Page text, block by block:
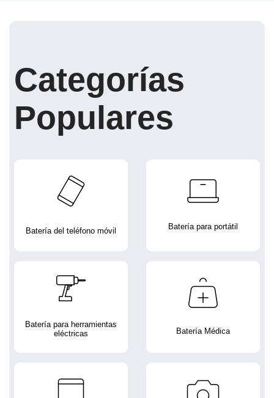
Categorías
Populares
Batería del teléfono móvil Batería para portátil
Batería para herramientas
eléctricas
Batería Médica